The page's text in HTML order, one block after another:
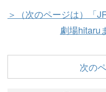
＞（次のページは）「
劇場hitaru
次の